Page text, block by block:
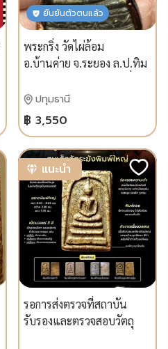
ยืนยันตัวตนแล้ว
พระกริ่ง วัดไผ่ล้อม
อ.บ้านค่าย จ.ระยอง ล.ป.ทิม
โบราณพร้อมเลี่ยมโบราณ
เดิม
ปทุมธานี
฿ 3,550
แนะนำ
รอการส่งตรวจที่สถาบัน
รับรองและตรวจสอบวัตถุ